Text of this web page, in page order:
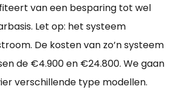
van een besparing tot wel
Let op: het systeem
De kosten van zo’n systeem
de €4.900 en €24.800. We gaan
verschillende type modellen.